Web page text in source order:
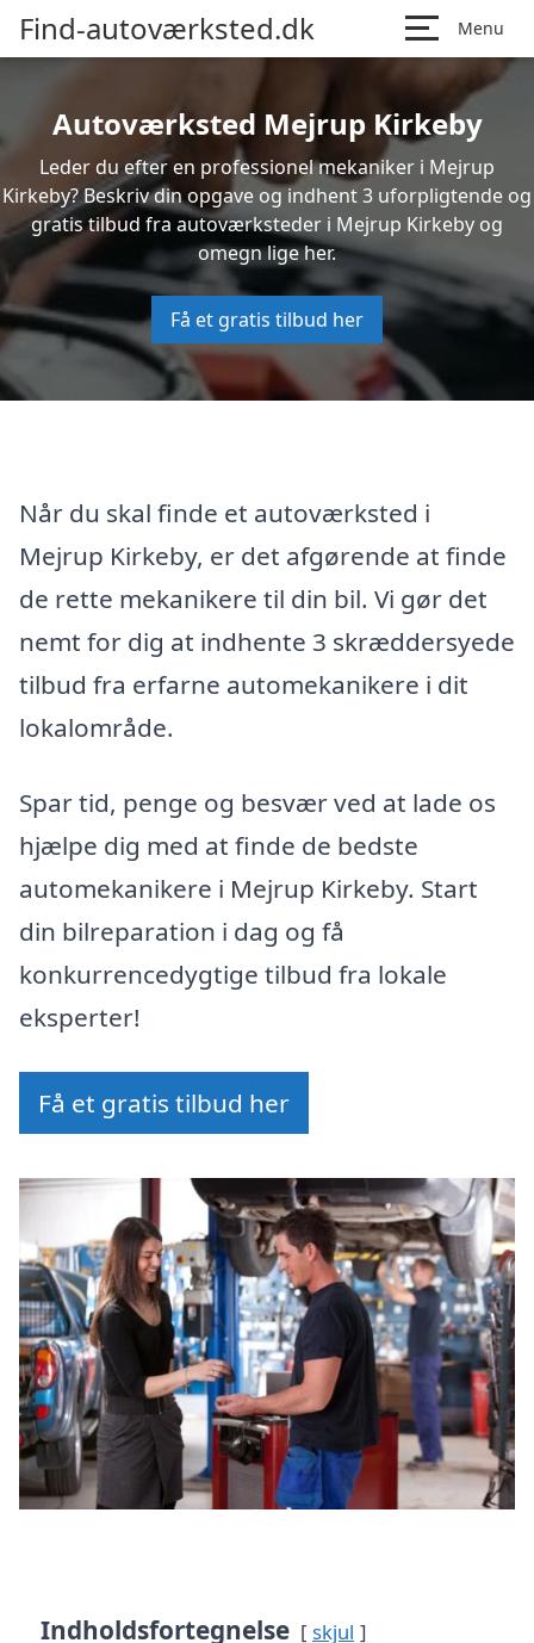
Find-autoværksted.dk Menu
Autoværksted Mejrup Kirkeby
Leder du efter en professionel mekaniker i Mejrup
Kirkeby? Beskriv din opgave og indhent 3 uforpligtende og
gratis tilbud fra autoværksteder i Mejrup Kirkeby og
omegn lige her.
Få et gratis tilbud her
Når du skal finde et autoværksted i
Mejrup Kirkeby, er det afgørende at finde
de rette mekanikere til din bil. Vi gør det
nemt for dig at indhente 3 skræddersyede
tilbud fra erfarne automekanikere i dit
lokalområde.
Spar tid, penge og besvær ved at lade os
hjælpe dig med at finde de bedste
automekanikere i Mejrup Kirkeby. Start
din bilreparation i dag og få
konkurrencedygtige tilbud fra lokale
eksperter!
Få et gratis tilbud her
Indholdsfortegnelse skjul